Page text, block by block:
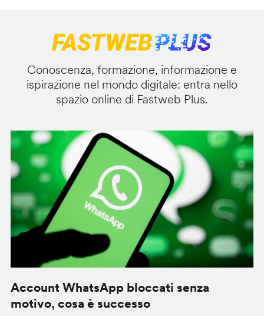
Conoscenza, formazione, informazione e
ispirazione nel mondo digitale: entra nello
spazio online di Fastweb Plus.
Account WhatsApp bloccati senza
motivo, cosa è successo